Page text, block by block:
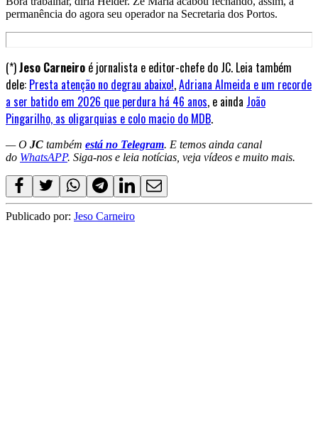
permanência do agora seu operador na Secretaria dos Portos.
(*)Jeso Carneiro é jornalista e editor-chefe do JC. Leia também
dele: Presta atenção no degrau abaixo!,Adriana Almeida e um recorde
a ser batido em 2026 que perdura há 46 anos, e ainda João
Pingarilho, as oligarquias e colo macio do MDB.
— O JC também está no Telegram. E temos ainda canal
do WhatsAPP. Siga-nos e leia notícias, veja vídeos e muito mais.
Publicado por: Jeso Carneiro